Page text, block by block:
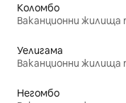
Коломбо
Уелигама
Негомбо